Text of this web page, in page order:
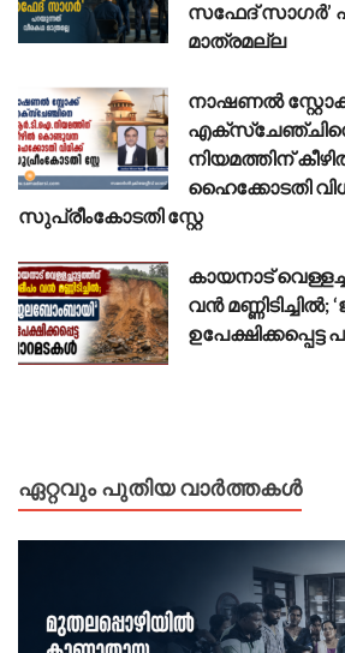
സഫേദ് സാഗർ’
മാത്രമല്ല
നാഷണൽ
നിയമത്തിന്
ഹൈക്കോടതി
സുപ്രീംകോടതി സ്റ്റേ
കായനാട്
വൻ
ഏറ്റവും പുതിയ വാർത്തകൾ